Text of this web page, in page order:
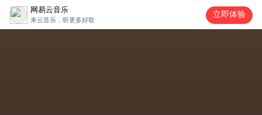
网易云音乐
来云音乐，听更多好歌
立即体验